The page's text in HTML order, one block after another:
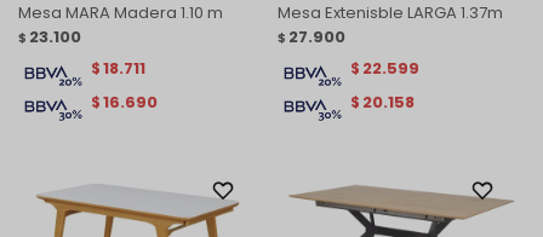
Mesa MARA Madera 1.10 m
$ 23.100
$16.690
$18.711
Mesa Extenisble LARGA 1.37m
$ 27.900
$ 20.158
$ 22.599